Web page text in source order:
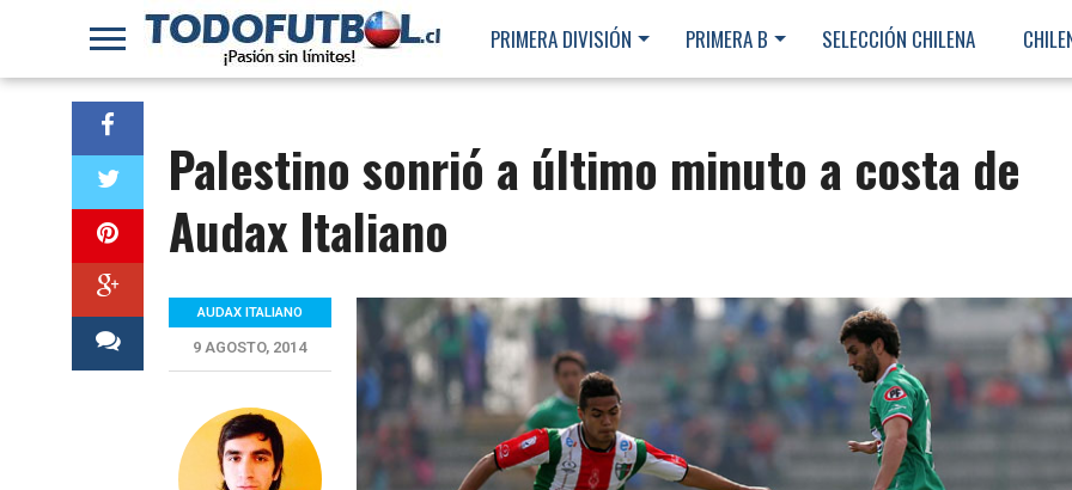
PRIMERA DIVISIÓN PRIMERA B SELECCIÓN CHILENA
Palestino sonrió a último minuto a costa de
Audax Italiano
AUDAX ITALIANO
9 AGOSTO, 2014